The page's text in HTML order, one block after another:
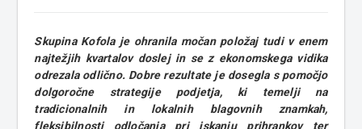
Skupina Kofola je ohranila močan položaj tudi v enem
najtežjih kvartalov doslej in se z ekonomskega vidika
odrezala odlično. Dobre rezultate je dosegla s pomočjo
dolgoročne strategije podjetja, ki temelji na
tradicionalnih in lokalnih blagovnih znamkah,
fleksibilnosti odločanja pri iskanju prihrankov ter